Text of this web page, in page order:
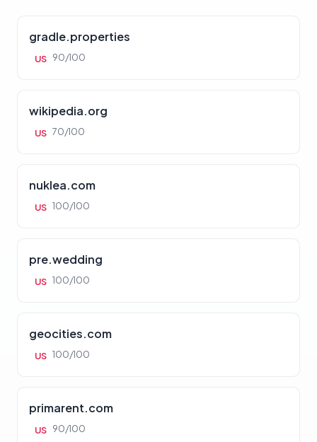
gradle.properties
US 90/100
wikipedia.org
US 70/100
nuklea.com
US 100/100
pre.wedding
US 100/100
geocities.com
US 100/100
primarent.com
US 90/100